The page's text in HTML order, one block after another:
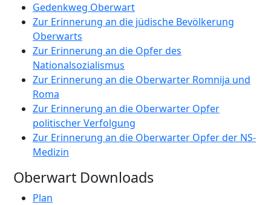
Gedenkweg Oberwart
Zur Erinnerung an die jüdische Bevölkerung
Oberwarts
Zur Erinnerung an die Opfer des
Nationalsozialismus
Zur Erinnerung an die Oberwarter Romnija und
Roma
Zur Erinnerung an die Oberwarter Opfer
politischer Verfolgung
Zur Erinnerung an die Oberwarter Opfer der NS-
Medizin
Oberwart Downloads
Plan